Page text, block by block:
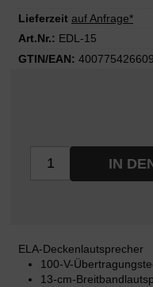
Lieferzeit auf Anfrage*
Art.Nr.: EDL-15
GTIN/EAN:
IN
ELA-Deckenlautsprecher
100-V-
13-cm-